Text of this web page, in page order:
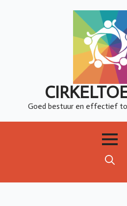
Goed bestuur en effectief